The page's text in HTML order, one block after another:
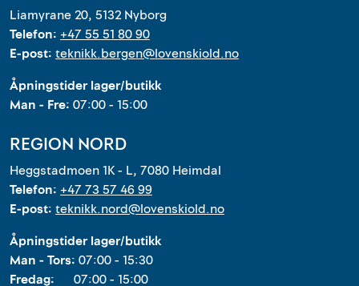
Liamyrane 20, 5132 Nyborg
Telefon: +47 55 51 80 90
E-post: teknikk.bergen@lovenskiold.no
Åpningstider lager/butikk
Man - Fre: 07:00 - 15:00
REGION NORD
Heggstadmoen 1K - L, 7080 Heimdal
Telefon: +47 73 57 46 99
E-post: teknikk.nord@lovenskiold.no
Åpningstider lager/butikk
Man - Tors: 07:00 - 15:30
Fredag: 07:00 - 15:00